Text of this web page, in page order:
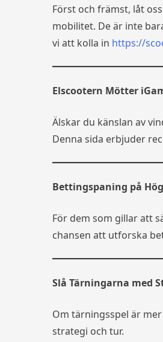
Först och främst, låt
mobilitet. De är inte
vi att kolla in https://
Elscootern Mötter
Älskar du känslan av
Denna sida erbjuder
Bettingspaning på
För dem som gillar att
chansen att utforska
Slå Tärningarna med
Om tärningsspel är
strategi och tur.